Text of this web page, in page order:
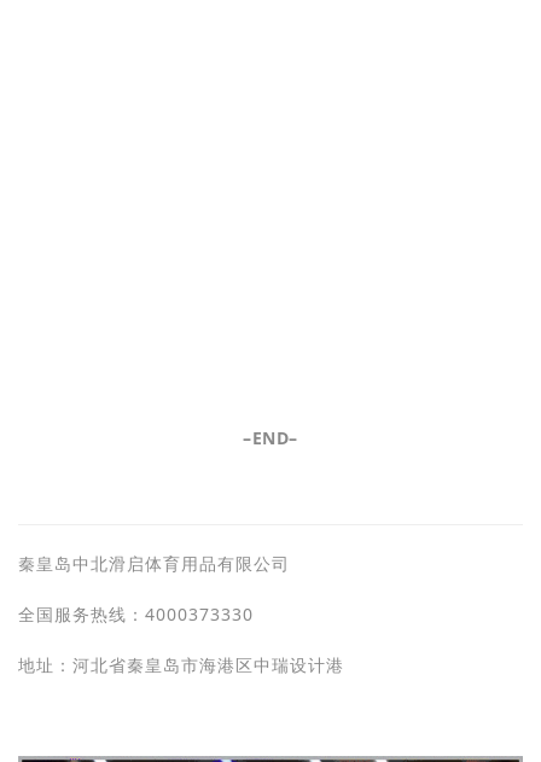
–END–
秦皇岛中北滑启体育用品有限公司
全国服务热线：4000373330
地址：河北省秦皇岛市海港区中瑞设计港